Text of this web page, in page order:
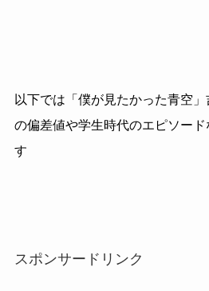
以下では「僕が見たかった青空
の偏差値や学生時代のエピソード
す
スポンサードリンク